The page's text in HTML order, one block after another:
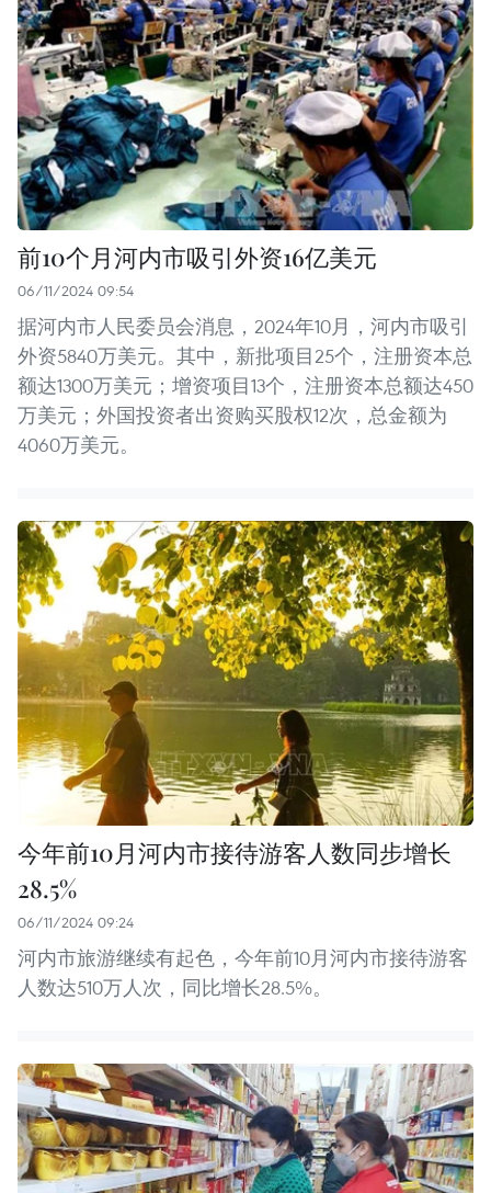
前10个月河内市吸引外资16亿美元
06/11/2024 09:54
据河内市人民委员会消息，2024年10月，河内市吸引
外资5840万美元。其中，新批项目25个，注册资本总
额达1300万美元；增资项目13个，注册资本总额达450
万美元；外国投资者出资购买股权12次，总金额为
4060万美元。
今年前10月河内市接待游客人数同步增长
28.5%
06/11/2024 09:24
河内市旅游继续有起色，今年前10月河内市接待游客
人数达510万人次，同比增长28.5%。